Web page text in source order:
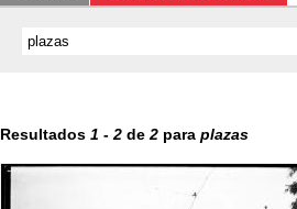
Resultados 1 - 2 de 2 para plazas